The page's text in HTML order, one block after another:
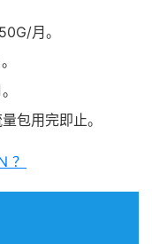
月。
包用完即止。
？